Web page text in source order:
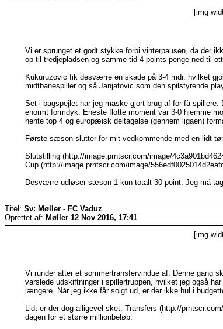
[img
Vi er sprunget et godt stykke forbi vinterpausen, da der
op til tredjepladsen og samme tid 4 points penge ned til
Kukuruzovic fik desværre en skade på 3-4 mdr. hvilket
midtbanespiller og så Janjatovic som den spilstyrende
Set i bagspejlet har jeg måske gjort brug af for få
enormt formdyk. Eneste flotte moment var 3-0 hjemme
hente top 4 og europæisk deltagelse (gennem ligaen)
Første sæson slutter for mit vedkommende med en lidt
Slutstilling (http://image.prntscr.com/image/
Cup (http://image.prntscr.com/image/
Desværre udløser sæson 1 kun totalt 30 point. Jeg må
Titel: Sv: Møller - FC Vaduz
Oprettet af: Møller 12 Nov 2016, 17:41
[img
Vi runder atter et sommertransfervindue af. Denne gang
varslede udskiftninger i spillertruppen, hvilket jeg også
længere. Når jeg ikke får solgt ud, er der ikke hul i
Lidt er der dog alligevel sket. Transfers (http://
dagen for et større millionbeløb.